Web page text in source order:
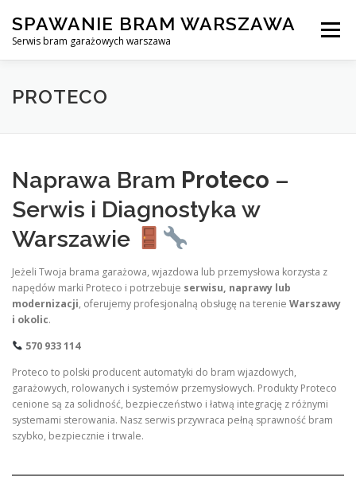
content
SPAWANIE BRAM WARSZAWA
Serwis bram garażowych warszawa
Menu
SPAWANIE BRAM GARAŻOWYCH I OGRODZEŃ WARSZAWA
PROTECO
Naprawa Bram Proteco –
Serwis i Diagnostyka w
Warszawie
Jeżeli Twoja brama garażowa, wjazdowa lub przemysłowa korzysta z
napędów marki Proteco i potrzebuje serwisu, naprawy lub
modernizacji, oferujemy profesjonalną obsługę na terenie Warszawy
i okolic.
570 933 114
Proteco to polski producent automatyki do bram wjazdowych,
garażowych, rolowanych i systemów przemysłowych. Produkty Proteco
cenione są za solidność, bezpieczeństwo i łatwą integrację z różnymi
systemami sterowania. Nasz serwis przywraca pełną sprawność bram
szybko, bezpiecznie i trwale.